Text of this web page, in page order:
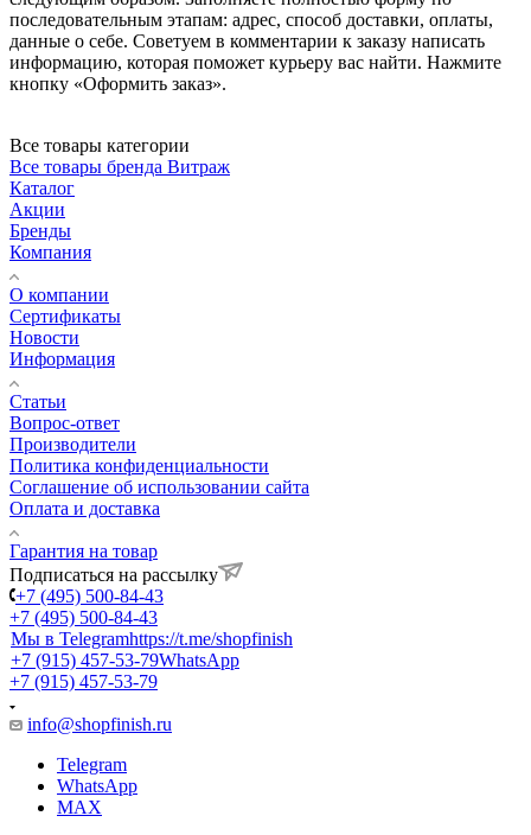
последовательным этапам: адрес, способ доставки, оплаты,
данные о себе. Советуем в комментарии к заказу написать
информацию, которая поможет курьеру вас найти. Нажмите
кнопку «Оформить заказ».
Все товары категории
Все товары бренда Витраж
Каталог
Акции
Бренды
Компания
О компании
Сертификаты
Новости
Информация
Статьи
Вопрос-ответ
Производители
Политика конфиденциальности
Соглашение об использовании сайта
Оплата и доставка
Гарантия на товар
Подписаться на рассылку
+7 (495) 500-84-43
+7 (495) 500-84-43
Мы в Telegramhttps://t.me/shopfinish
+7 (915) 457-53-79WhatsApp
+7 (915) 457-53-79
info@shopfinish.ru
Telegram
WhatsApp
MAX